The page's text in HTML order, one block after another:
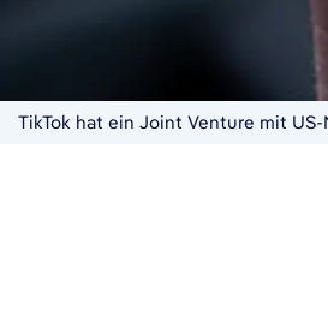
TikTok hat ein Joint Venture mit